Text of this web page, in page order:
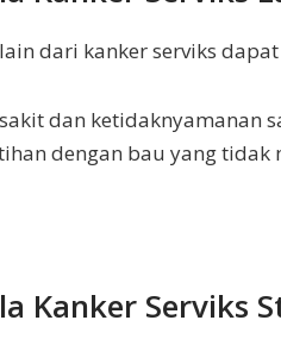
dari kanker serviks
sakit dan ketidaknyamanan
dengan bau yang tidak
Kanker Serviks